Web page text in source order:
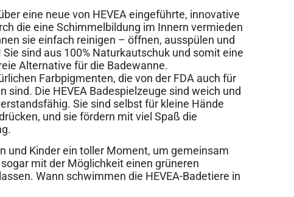
eine neue von HEVEA eingeführte, innovative
die eine Schimmelbildung im Innern vermieden
sie einfach reinigen – öffnen, ausspülen und
sind aus 100% Naturkautschuk und somit eine
Alternative für die Badewanne.
Farbpigmenten, die von der FDA auch für
sind. Die HEVEA Badespielzeuge sind weich und
Sie sind selbst für kleine Hände
und sie fördern mit viel Spaß die
und Kinder ein toller Moment, um gemeinsam
mit der Möglichkeit einen grüneren
Wann schwimmen die HEVEA-Badetiere in